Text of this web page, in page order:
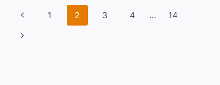
PARA
APLICACIONES
GNOME,
Navegación
de
Página
anterior
1 2 3 4 … 14
Siguiente